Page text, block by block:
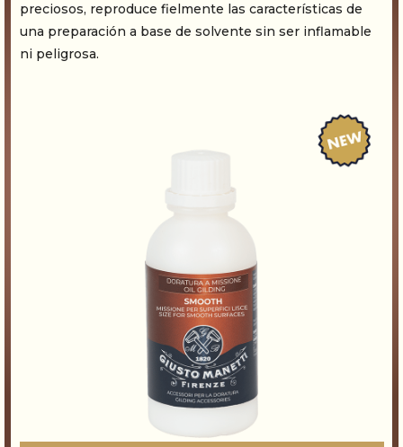
preciosos, reproduce fielmente las características de
una preparación a base de solvente sin ser inflamable
ni peligrosa.